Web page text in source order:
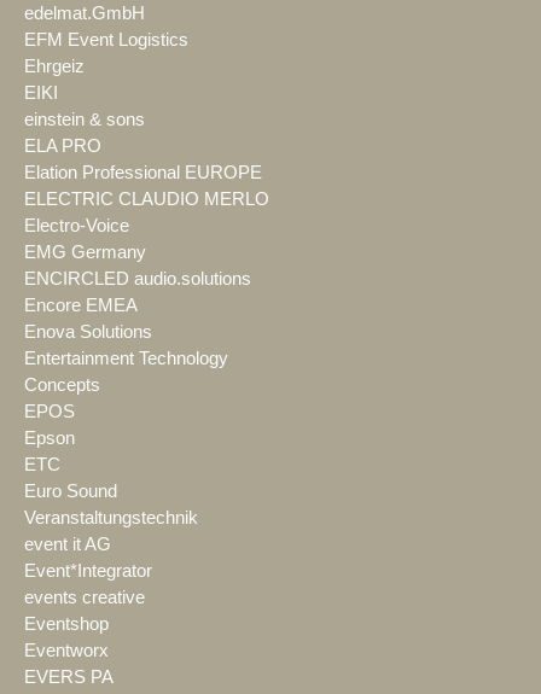
edelmat.GmbH
EFM Event Logistics
Ehrgeiz
EIKI
einstein & sons
ELA PRO
Elation Professional EUROPE
ELECTRIC CLAUDIO MERLO
Electro-Voice
EMG Germany
ENCIRCLED audio.solutions
Encore EMEA
Enova Solutions
Entertainment Technology
Concepts
EPOS
Epson
ETC
Euro Sound
Veranstaltungstechnik
event it AG
Event*Integrator
events creative
Eventshop
Eventworx
EVERS PA